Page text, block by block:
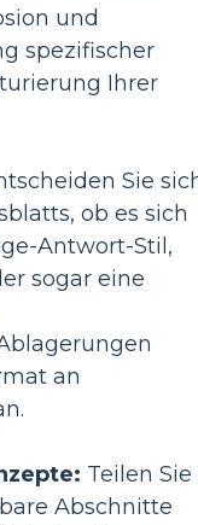
und
spezifischer
Ihrer
Sie
ob es sich
Antwort-Stil,
sogar eine
an
Teilen Sie
Abschnitte